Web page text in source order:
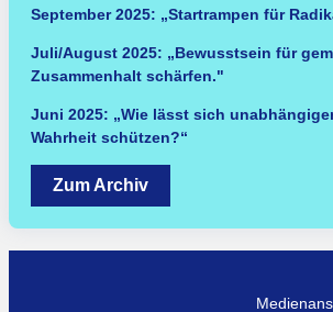
September 2025: „Startrampen für
Juli/August 2025: „Bewusstsein für
Zusammenhalt schärfen."
Juni 2025: „Wie lässt sich
Wahrheit schützen?“
Zum Archiv